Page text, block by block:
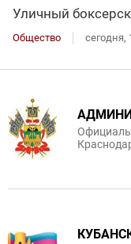
Уличный
Общество сегодня,